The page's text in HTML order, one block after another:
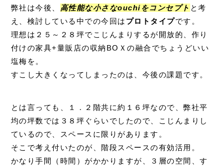
弊社は今後、 高性能な小さなouchiをコンセプト と考
え、検討している中での今回は プロトタイプです。
理想は２５～２８坪でこじんまりするが開放的、作り
付けの家具+量販店の収納BOＸの融合でちょうどいい
塩梅を。
すこし大きくなってしまったのは、今後の課題です。
とは言っても、１．２階共に約１６坪なので、弊社平
均の坪数では３８坪ぐらいでしたので、こじんまりし
ているので、スペースに限りがあります。
そこで考え付いたのが、階段スペースの有効活用。
かなり手間（時間）がかかりますが、３層の空間、す